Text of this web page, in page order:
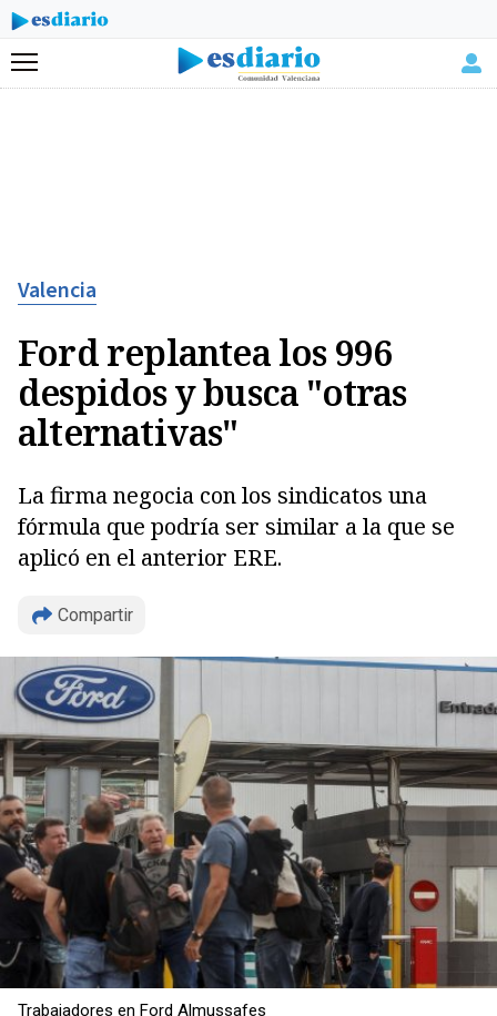
Menú
Valencia
Ford replantea los 996
despidos y busca "otras
alternativas"
La firma negocia con los sindicatos una
fórmula que podría ser similar a la que se
aplicó en el anterior ERE.
Compartir
Copiar
Trabajadores en Ford Almussafes